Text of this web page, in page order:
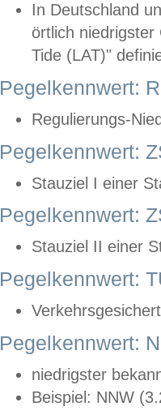
In Deutschland
örtlich
Tide (LAT)"
Pegelkennwert:
Regulierungs-
Pegelkennwert:
Stauziel I einer
Pegelkennwert:
Stauziel II einer
Pegelkennwert:
Pegelkennwert:
niedrigster
Beispiel: NNW